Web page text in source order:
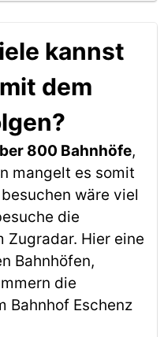
kannst
dem
800 Bahnhöfe,
mangelt es somit
wäre viel
die
Zugradar. Hier eine
Bahnhöfen,
die
Bahnhof Eschenz